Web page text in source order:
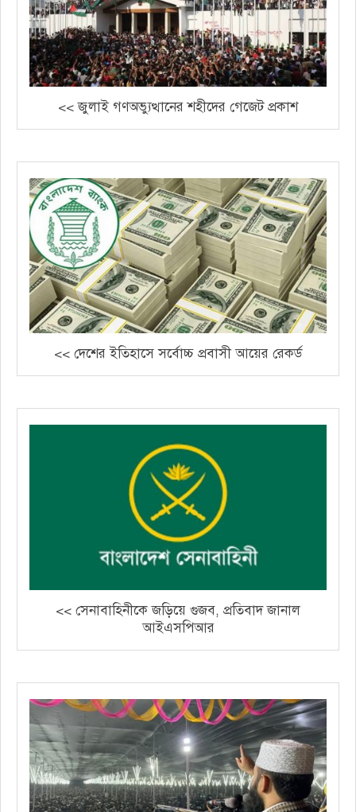
<< জুলাই গণঅভ্যুত্থানের শহীদের গেজেট প্রকাশ
<< দেশের ইতিহাসে সর্বোচ্চ প্রবাসী আয়ের রেকর্ড
<< সেনাবাহিনীকে জড়িয়ে গুজব, প্রতিবাদ জানাল
আইএসপিআর